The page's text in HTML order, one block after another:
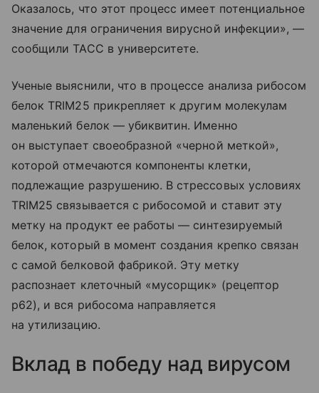
Оказалось, что этот процесс имеет потенциальное
значение для ограничения вирусной инфекции», —
сообщили ТАСС в университете.
Ученые выяснили, что в процессе анализа рибосом
белок TRIM25 прикрепляет к другим молекулам
маленький белок — убиквитин. Именно
он выступает своеобразной «черной меткой»,
которой отмечаются компоненты клетки,
подлежащие разрушению. В стрессовых условиях
TRIM25 связывается с рибосомой и ставит эту
метку на продукт ее работы — синтезируемый
белок, который в момент создания крепко связан
с самой белковой фабрикой. Эту метку
распознает клеточный «мусорщик» (рецептор
p62), и вся рибосома направляется
на утилизацию.
Вклад в победу над вирусом